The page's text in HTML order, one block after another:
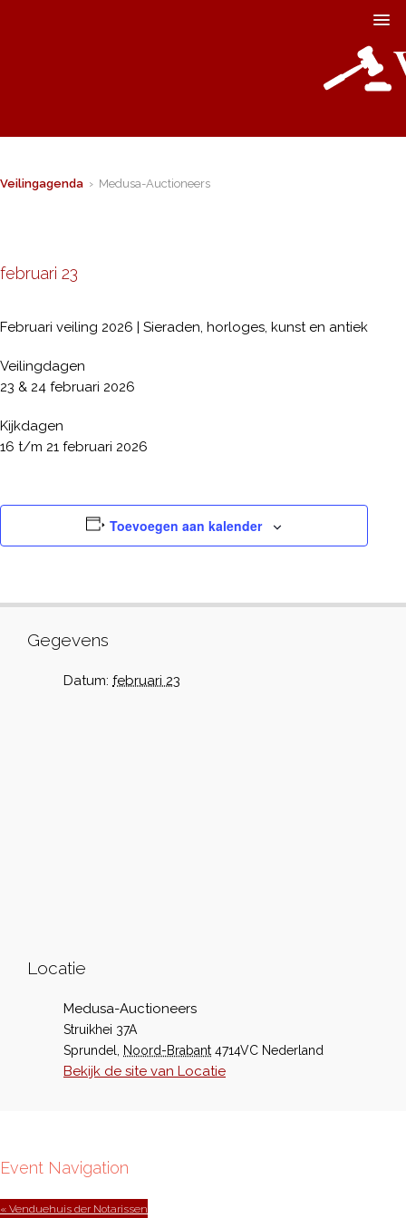
Veilingagenda › Medusa-Auctioneers
februari 23
Februari veiling 2026 | Sieraden, horloges, kunst en antiek
Veilingdagen
23 & 24 februari 2026
Kijkdagen
16 t/m 21 februari 2026
Toevoegen aan kalender
Gegevens
Datum: februari 23
Locatie
Medusa-Auctioneers
Struikhei 37A
Sprundel
Noord-Brabant 4714VC Nederland
Bekijk de site van Locatie
Event Navigation
« Venduehuis der Notarissen